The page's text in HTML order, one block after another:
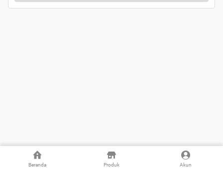
Beranda Produk Akun